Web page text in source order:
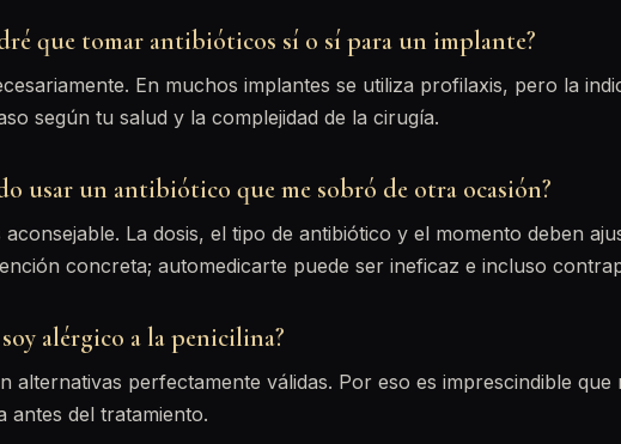
que tomar antibióticos sí o sí para un implante?
En muchos implantes se utiliza profilaxis, pero la
según tu salud y la complejidad de la cirugía.
usar un antibiótico que me sobró de otra ocasión?
aconsejable. La dosis, el tipo de antibiótico y el momento deben
concreta; automedicarte puede ser ineficaz e incluso
soy alérgico a la penicilina?
alternativas perfectamente válidas. Por eso es imprescindible que
antes del tratamiento.